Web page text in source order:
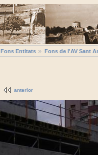
Fons Entitats Fons de l'AV Sant
anterior